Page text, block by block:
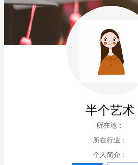
半个艺术
所在地：
所在行业：
个人简介：